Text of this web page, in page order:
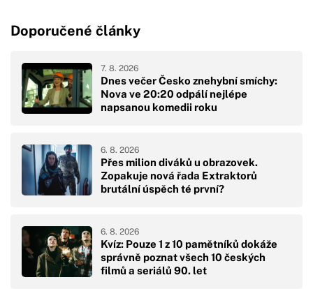
Doporučené články
Dnes večer Česko znehybní smíchy:
Nova ve 20:20 odpálí nejlépe
napsanou komedii roku
7. 8. 2026
Přes milion diváků u obrazovek.
Zopakuje nová řada Extraktorů
brutální úspěch té první?
6. 8. 2026
Kvíz: Pouze 1 z 10 pamětníků dokáže
správně poznat všech 10 českých
filmů a seriálů 90. let
6. 8. 2026